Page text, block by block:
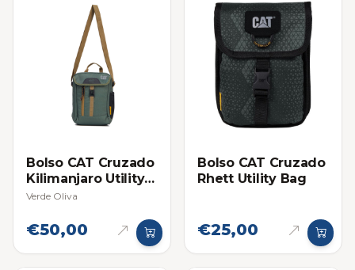
Bolso CAT Cruzado
Kilimanjaro Utility
Bag
Verde Oliva
€50,00
Bolso CAT Cruzado
Rhett Utility Bag
€25,00